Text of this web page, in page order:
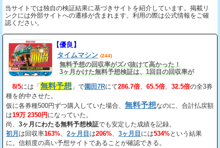
当サイトでは独自の検証結果に基づきサイトを紹介しています。掲載リ
ンクには外部サイトへの遷移が含まれます。利用の際は公式情報をご確
認ください。
【優良】
タイムマシン (244)
無料予想の回収率がズバ抜けて高かった！
3ヶ月かけた無料予想検証は、1回目の回収率が
8/5には「 無料予想 」で園田7Rにて286.7倍 65.5倍 32.5倍の全3券
種を的中させた。
仮に各券種500円ずつ購入していた場合、 無料予想なのに、合計払戻額
は19万 2350円 になっていた。
尚、 3ヶ月にわたる無料予想検証でも安定した成績を記録。
初月 は回収率163% 2ヶ月目 は206% 3ヶ月目 には534%という結果
に。信頼度の高い予想サイトであることが確認できる。